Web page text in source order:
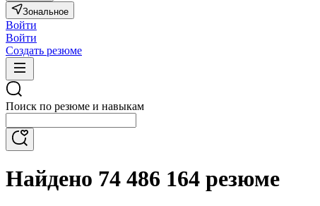
Зональное
Войти
Войти
Создать резюме
Поиск по резюме и навыкам
Найдено 74 486 164 резюме